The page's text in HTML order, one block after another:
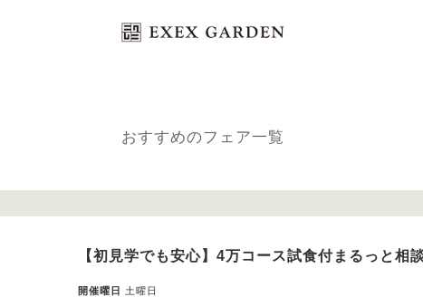
おすすめのフェア一覧
【初見学でも安心】4万コース試食付まるっと相
開催曜日
土曜日